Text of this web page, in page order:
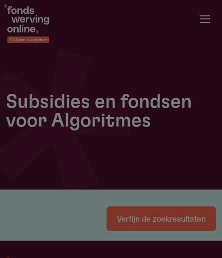
Overslaan
naar
de
Subsidies en fondsen
voor Algoritmes
Verfijn de zoekresultaten